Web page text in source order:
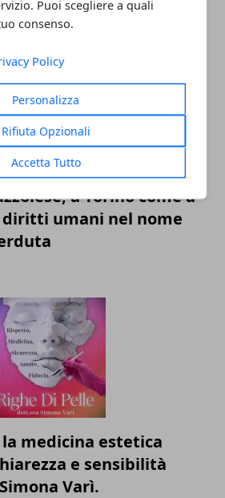
Puoi scegliere a quali
consenso.
Policy
Personalizza
Rifiuta Opzionali
Accetta Tutto
a Torino come a
diritti umani nel nome
medicina estetica
e sensibilità
Varì.